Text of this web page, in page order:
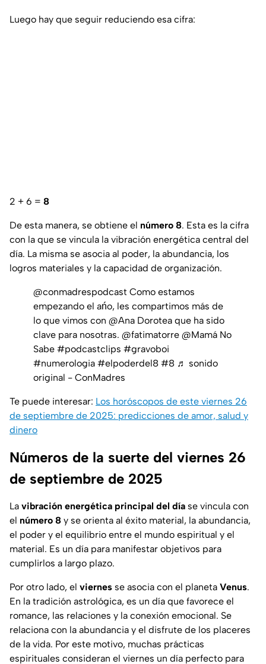
Luego hay que seguir reduciendo esa cifra:
2 + 6 = 8
De esta manera, se obtiene el número 8. Esta es la cifra
con la que se vincula la vibración energética central del
día. La misma se asocia al poder, la abundancia, los
logros materiales y la capacidad de organización.
@conmadrespodcast Como estamos
empezando el ańo, les compartimos más de
lo que vimos con @Ana Dorotea que ha sido
clave para nosotras. @fatimatorre @Mamá No
Sabe #podcastclips #gravoboi
#numerologia #elpoderdel8 #8 ♬ sonido
original - ConMadres
Te puede interesar: Los horóscopos de este viernes 26
de septiembre de 2025: predicciones de amor, salud y
dinero
Números de la suerte del viernes 26
de septiembre de 2025
La vibración energética principal del día se vincula con
el número 8 y se orienta al éxito material, la abundancia,
el poder y el equilibrio entre el mundo espiritual y el
material. Es un día para manifestar objetivos para
cumplirlos a largo plazo.
Por otro lado, el viernes se asocia con el planeta Venus.
En la tradición astrológica, es un día que favorece el
romance, las relaciones y la conexión emocional. Se
relaciona con la abundancia y el disfrute de los placeres
de la vida. Por este motivo, muchas prácticas
espirituales consideran el viernes un día perfecto para